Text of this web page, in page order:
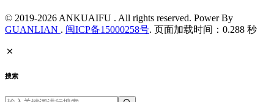
© 2019-2026 ANKUAIFU . All rights reserved. Power By
GUANLIAN . 闽ICP备15000258号. 页面加载时间：0.288 秒
搜索